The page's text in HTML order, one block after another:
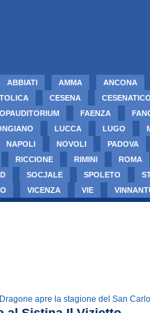
ABBIATI AMMA ANCONA
CESENA CESENATICO
FAENZA
LUCCA LUGO
NAPOLI NOVOLI PADOVA
RICCIONE RIMINI ROMA
SOCJALE SPOLETO
VICENZA VIE
Dragone apre la stagione del San Carlo